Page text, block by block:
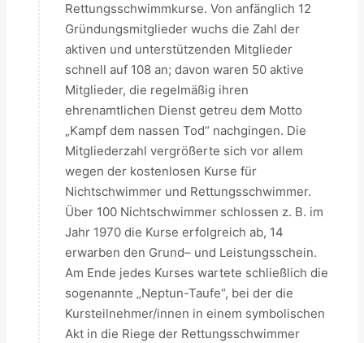
Rettungsschwimmkurse. Von anfänglich 12
Gründungsmitglieder wuchs die Zahl der
aktiven und unterstützenden Mitglieder
schnell auf 108 an; davon waren 50 aktive
Mitglieder, die regelmäßig ihren
ehrenamtlichen Dienst getreu dem Motto
„Kampf dem nassen Tod“ nachgingen. Die
Mitgliederzahl vergrößerte sich vor allem
wegen der kostenlosen Kurse für
Nichtschwimmer und Rettungsschwimmer.
Über 100 Nichtschwimmer schlossen z. B. im
Jahr 1970 die Kurse erfolgreich ab, 14
erwarben den Grund– und Leistungsschein.
Am Ende jedes Kurses wartete schließlich die
sogenannte „Neptun-Taufe“, bei der die
Kursteilnehmer/innen in einem symbolischen
Akt in die Riege der Rettungsschwimmer